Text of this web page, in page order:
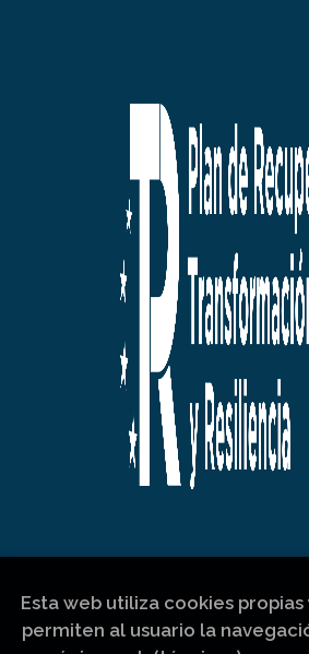
Esta web utiliza cookies
permiten al usuario la